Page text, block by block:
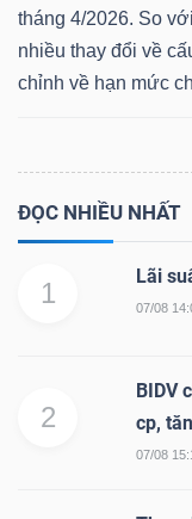
tháng 4/2026. So
nhiều thay đổi về
chỉnh về hạn mức
ĐỌC NHIỀU NHẤT
1
Lãi
07/08
2
BIDV
cp,
07/08
Dữ